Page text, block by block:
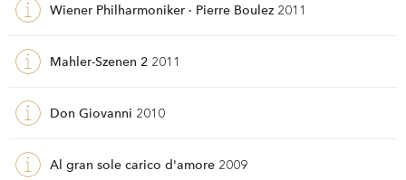
Wiener Philharmoniker · Pierre Boulez 2011
Mahler-Szenen 2 2011
Don Giovanni 2010
Al gran sole carico d'amore 2009